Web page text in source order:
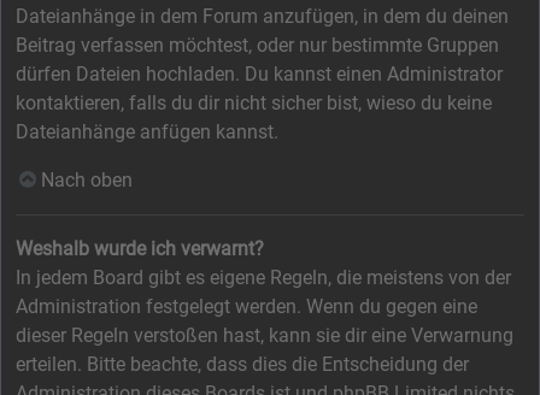
Dateianhänge in dem Forum anzufügen, in dem du deinen
Beitrag verfassen möchtest, oder nur bestimmte Gruppen
dürfen Dateien hochladen. Du kannst einen Administrator
kontaktieren, falls du dir nicht sicher bist, wieso du keine
Dateianhänge anfügen kannst.
Nach oben
Weshalb wurde ich verwarnt?
In jedem Board gibt es eigene Regeln, die meistens von der
Administration festgelegt werden. Wenn du gegen eine
dieser Regeln verstoßen hast, kann sie dir eine Verwarnung
erteilen. Bitte beachte, dass dies die Entscheidung der